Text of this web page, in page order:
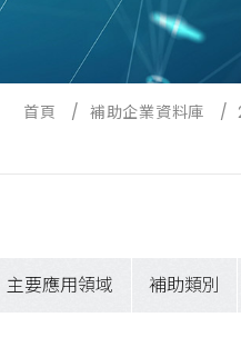
首頁 / 補助企業資料庫 /
主要應用領域 補助類別